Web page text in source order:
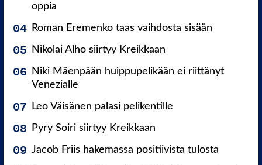
oppia
Roman Eremenko taas vaihdosta sisään
Nikolai Alho siirtyy Kreikkaan
Niki Mäenpään huippupelikään ei riittänyt
Venezialle
Leo Väisänen palasi pelikentille
Pyry Soiri siirtyy Kreikkaan
Jacob Friis hakemassa positiivista tulosta